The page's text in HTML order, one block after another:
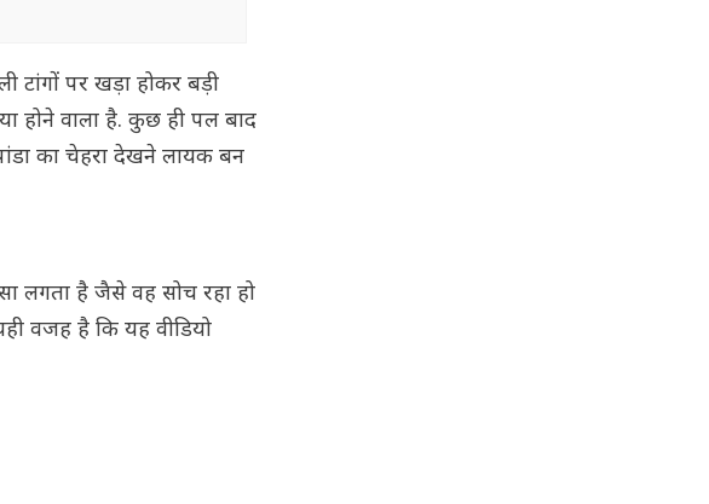
पर खड़ा होकर बड़ी
होने वाला है. कुछ ही पल बाद
का चेहरा देखने लायक बन
लगता है जैसे वह सोच रहा हो
वजह है कि यह वीडियो